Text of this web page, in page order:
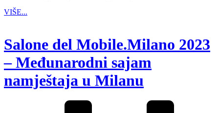
VIŠE...
Salone del Mobile.Milano 2023
– Međunarodni sajam
namještaja u Milanu